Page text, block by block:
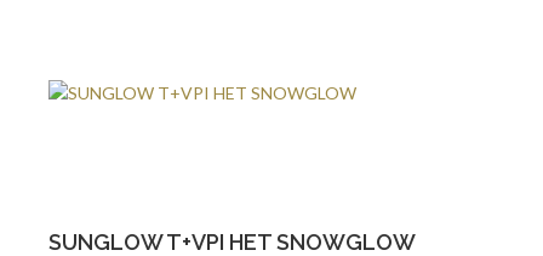
SUNGLOW T+VPI HET SNOWGLOW